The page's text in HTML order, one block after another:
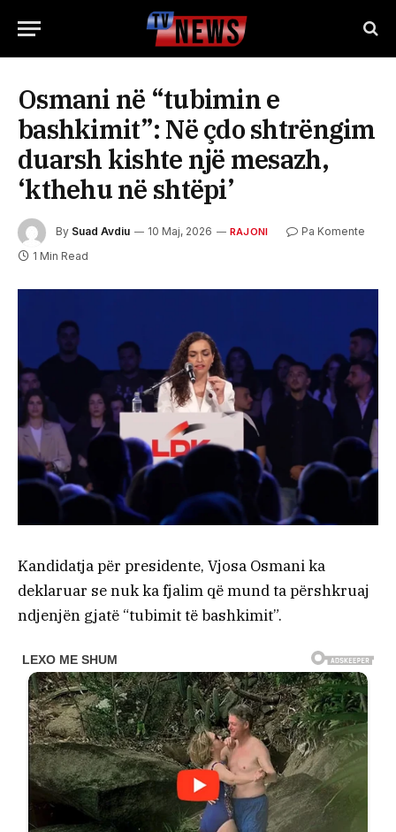
Osmani në “tubimin e
bashkimit”: Në çdo shtrëngim
duarsh kishte një mesazh,
‘kthehu në shtëpi’
By Suad Avdiu 10 Maj, 2026 RAJONI
Pa Komente
1 Min Read
Kandidatja për presidente, Vjosa Osmani ka
deklaruar se nuk ka fjalim që mund ta përshkruaj
ndjenjën gjatë “tubimit të bashkimit”.